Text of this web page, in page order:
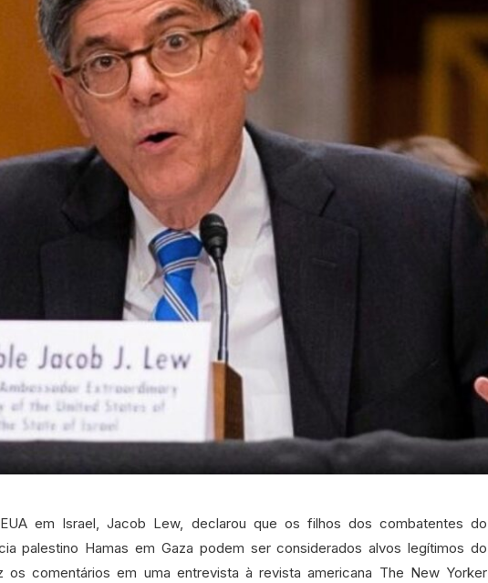
em Israel, Jacob Lew, declarou que os filhos dos combatentes do
palestino Hamas em Gaza podem ser considerados alvos legítimos do
os comentários em uma entrevista à revista americana The New Yorker